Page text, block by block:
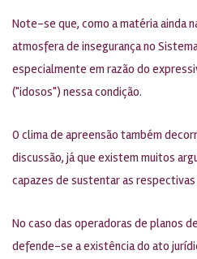
Note-se que, como a matéria ainda
atmosfera de insegurança no
especialmente em razão do
("idosos") nessa condição.
O clima de apreensão também
discussão, já que existem muitos
capazes de sustentar as
No caso das operadoras de planos
defende-se a existência do ato